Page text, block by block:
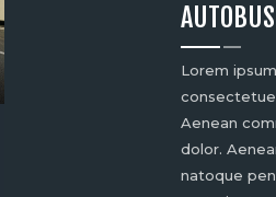
Lorem
Aenean
dolor.
natoque